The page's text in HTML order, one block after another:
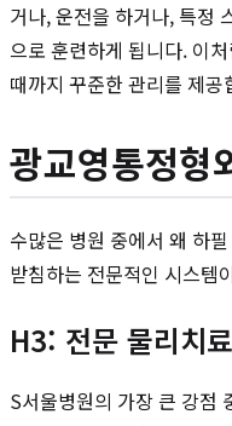
거나, 운전을 하거나, 특정
으로 훈련하게 됩니다. 이
때까지 꾸준한 관리를 제공
광교영통정형
수많은 병원 중에서 왜 하필
받침하는 전문적인 시스템
H3: 전문 물리치
S서울병원의 가장 큰 강점